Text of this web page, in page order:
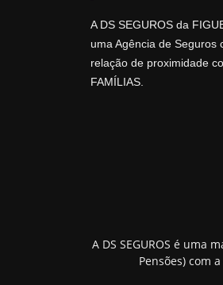
A DS SEGUROS da
uma Agência de Seguros
relação de proximidade
FAMÍLIAS.
A DS SEGUROS é uma
Pensões) com